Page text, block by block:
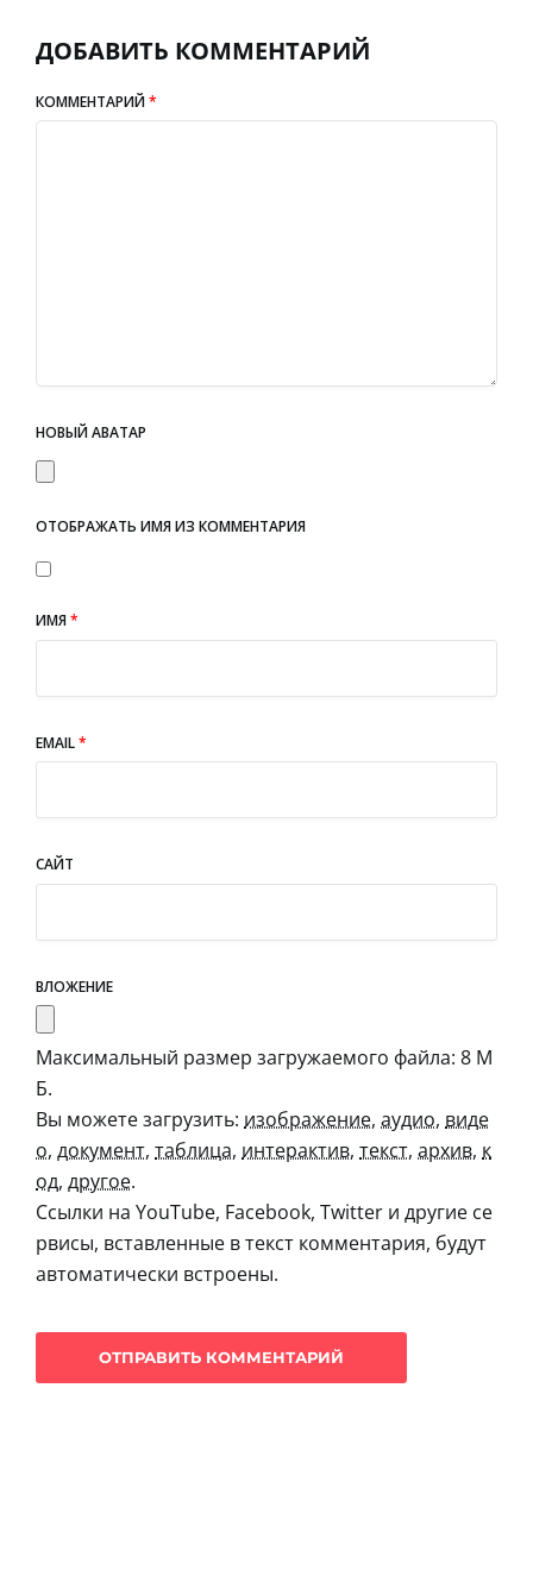
ДОБАВИТЬ КОММЕНТАРИЙ
КОММЕНТАРИЙ*
НОВЫЙ АВАТАР
ОТОБРАЖАТЬ ИМЯ ИЗ КОММЕНТАРИЯ
ИМЯ*
EMAIL*
САЙТ
ВЛОЖЕНИЕ
Максимальный размер загружаемого файла: 8 М
Б.
Вы можете загрузить: изображение, аудио, виде
о, документ, таблица, интерактив, текст, архив, к
од, другое.
Ссылки на YouTube, Facebook, Twitter и другие се
рвисы, вставленные в текст комментария, будут
автоматически встроены.